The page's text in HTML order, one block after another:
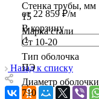
Стенка трубы, мм
15
Марка стали
Ст 10-20
Тип оболочка
ПЭ
Диаметр оболочки
710
от 22 859 ₽/м
В корзину
Назад к списку